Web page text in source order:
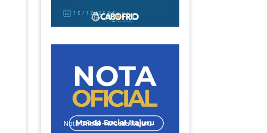
10/12/2024
Nota Oficial – Moeda Itajuru